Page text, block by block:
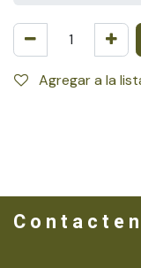
Agregar a la
C o n t a c t e